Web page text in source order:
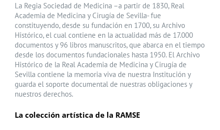
La Regia Sociedad de Medicina –a partir de 1830, Real
Academia de Medicina y Cirugía de Sevilla- fue
constituyendo, desde su fundación en 1700, su Archivo
Histórico, el cual contiene en la actualidad más de 17.000
documentos y 96 libros manuscritos, que abarca en el tiempo
desde los documentos fundacionales hasta 1950. El Archivo
Histórico de la Real Academia de Medicina y Cirugía de
Sevilla contiene la memoria viva de nuestra Institución y
guarda el soporte documental de nuestras obligaciones y
nuestros derechos.
La colección artística de la RAMSE